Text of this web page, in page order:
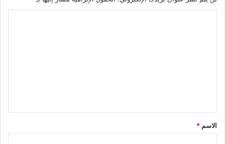
*
الاسم *